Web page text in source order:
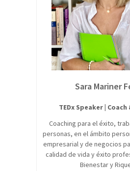
Sara Mariner
TEDx Speaker |
Coaching para el éxito,
personas, en el ámbito
empresarial y de negocios
calidad de vida y éxito
Bienestar y